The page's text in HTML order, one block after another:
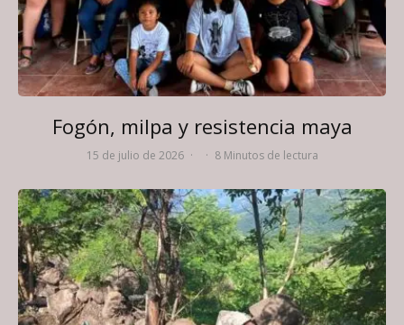
Fogón, milpa y resistencia maya
15 de julio de 2026 · · 8 Minutos de lectura